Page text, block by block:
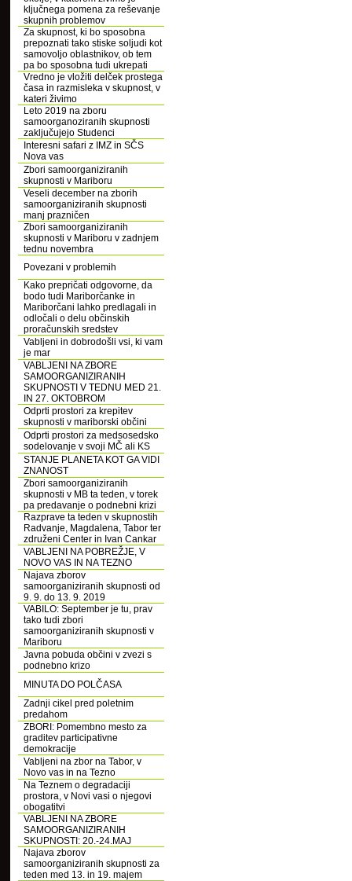
ključnega pomena za reševanje
skupnih problemov
Za skupnost, ki bo sposobna
prepoznati tako stiske soljudi kot
samovoljo oblastnikov, ob tem
pa bo sposobna tudi ukrepati
Vredno je vložiti delček prostega
časa in razmisleka v skupnost, v
kateri živimo
Leto 2019 na zboru
samoorganoziranih skupnosti
zaključujejo Studenci
Interesni safari z IMZ in SČS
Nova vas
Zbori samoorganiziranih
skupnosti v Mariboru
Veseli december na zborih
samoorganiziranih skupnosti
manj prazničen
Zbori samoorganiziranih
skupnosti v Mariboru v zadnjem
tednu novembra
Povezani v problemih
Kako prepričati odgovorne, da
bodo tudi Mariborčanke in
Mariborčani lahko predlagali in
odločali o delu občinskih
proračunskih sredstev
Vabljeni in dobrodošli vsi, ki vam
je mar
VABLJENI NA ZBORE
SAMOORGANIZIRANIH
SKUPNOSTI V TEDNU MED 21.
IN 27. OKTOBROM
Odprti prostori za krepitev
skupnosti v mariborski občini
Odprti prostori za medsosedsko
sodelovanje v svoji MČ ali KS
STANJE PLANETA KOT GA VIDI
ZNANOST
Zbori samoorganiziranih
skupnosti v MB ta teden, v torek
pa predavanje o podnebni krizi
Razprave ta teden v skupnostih
Radvanje, Magdalena, Tabor ter
združeni Center in Ivan Cankar
VABLJENI NA POBREŽJE, V
NOVO VAS IN NA TEZNO
Najava zborov
samoorganiziranih skupnosti od
9. 9. do 13. 9. 2019
VABILO: September je tu, prav
tako tudi zbori
samoorganiziranih skupnosti v
Mariboru
Javna pobuda občini v zvezi s
podnebno krizo
MINUTA DO POLČASA
Zadnji cikel pred poletnim
predahom
ZBORI: Pomembno mesto za
graditev participativne
demokracije
Vabljeni na zbor na Tabor, v
Novo vas in na Tezno
Na Teznem o degradaciji
prostora, v Novi vasi o njegovi
obogatitvi
VABLJENI NA ZBORE
SAMOORGANIZIRANIH
SKUPNOSTI: 20.-24.MAJ
Najava zborov
samoorganiziranih skupnosti za
teden med 13. in 19. majem